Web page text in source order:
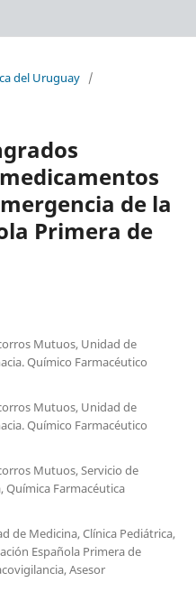
del Uruguay /
de la
Primera de
Mutuos, Unidad de
Químico Farmacéutico
Mutuos, Unidad de
Químico Farmacéutico
Mutuos, Servicio de
Química Farmacéutica
de Medicina, Clínica Pediátrica,
Española Primera de
Asesor